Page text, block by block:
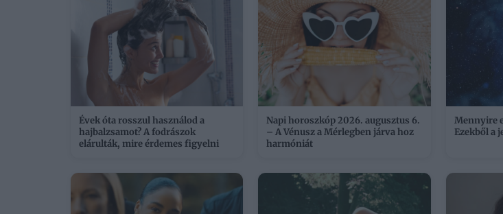
Évek óta rosszul használod a
hajbalzsamot? A fodrászok
elárulták, mire érdemes figyelni
Napi horoszkóp 2026. augusztus 6.
– A Vénusz a Mérlegben járva hoz
harmóniát
Mennyire
Ezekből a